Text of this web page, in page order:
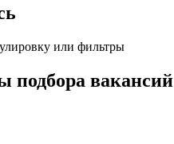
или фильтры
вакансий